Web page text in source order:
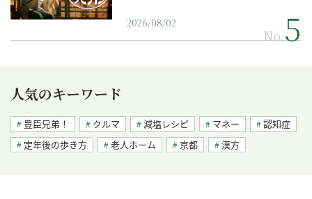
2026/08/02
No.
人気のキーワード
豊臣兄弟！ クルマ 減塩レシピ マネー
認知症
定年後の歩き方
老人ホーム 京都 漢方